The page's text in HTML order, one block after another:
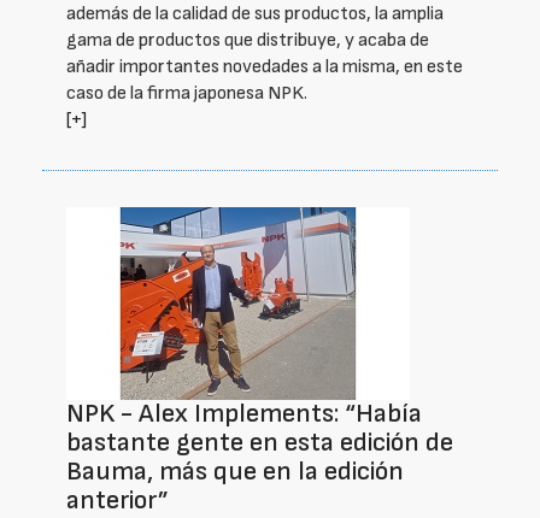
además de la calidad de sus productos, la amplia
gama de productos que distribuye, y acaba de
añadir importantes novedades a la misma, en este
caso de la firma japonesa NPK.
[+]
NPK - Alex Implements: “Había
bastante gente en esta edición de
Bauma, más que en la edición
anterior”